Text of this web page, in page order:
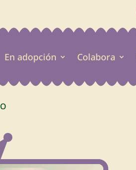
En adopción Colabora